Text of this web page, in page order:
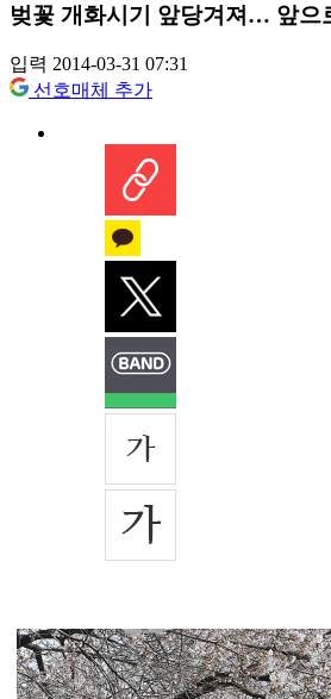
벚꽃 개화시기 앞당겨져… 앞으
입력 2014-03-31 07:31
선호매체 추가